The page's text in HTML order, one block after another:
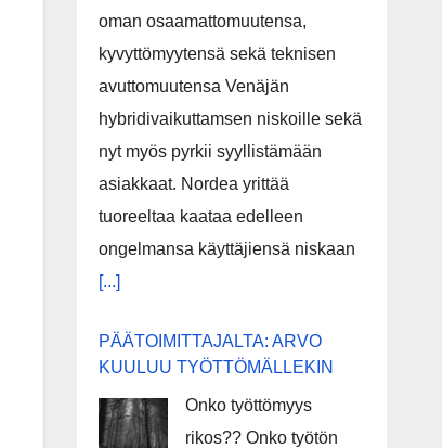
oman osaamattomuutensa,
kyvyttömyytensä sekä teknisen
avuttomuutensa Venäjän
hybridivaikuttamsen niskoille sekä
nyt myös pyrkii syyllistämään
asiakkaat. Nordea yrittää
tuoreeltaa kaataa edelleen
ongelmansa käyttäjiensä niskaan
[...]
PÄÄTOIMITTAJALTA: ARVO
KUULUU TYÖTTÖMÄLLEKIN
Onko työttömyys
rikos?? Onko työtön